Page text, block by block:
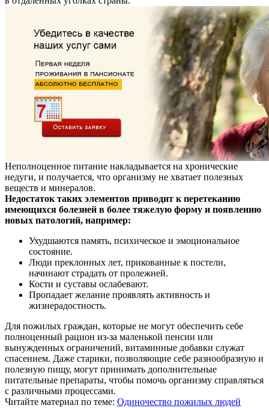
Неполноценное питание накладывается на хронические
недуги, и получается, что организму не хватает полезных
веществ и минералов.
Недостаток таких элементов приводит к перетеканию
имеющихся болезней в более тяжелую форму и появлению
новых патологий, например:
Ухудшаются память, психическое и эмоциональное
состояние.
Люди преклонных лет, прикованные к постели,
начинают страдать от пролежней.
Кости и суставы ослабевают.
Пропадает желание проявлять активность и
жизнерадостность.
Для пожилых граждан, которые не могут обеспечить себе
полноценный рацион из-за маленькой пенсии или
вынужденных ограничений, витаминные добавки служат
спасением. Даже старики, позволяющие себе разнообразную и
полезную пищу, могут принимать дополнительные
питательные препараты, чтобы помочь организму справляться
с различными процессами.
Читайте материал по теме: Одиночество пожилых людей